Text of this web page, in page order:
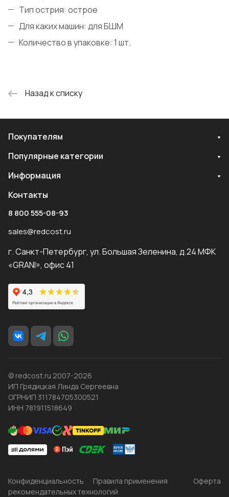
Тип острия: острое
Для каких машин: для БШМ
Количество в упаковке: 1 шт.
Назад к списку
Покупателям
Популярные категории
Информация
Контакты
8 800 555-08-93
sales@redcost.ru
г. Санкт-Петербург, ул. Большая Зеленина, д.24 МФК
«GRANI», офис 41
© redcost.ru 2007-2026
ИП Грядицкая Линда Сергеевна
ОГРНИП 311784705300521
ИНН 781911518649
Конфиденциальность
Правила применения
рекомендательных технологий
Оферта